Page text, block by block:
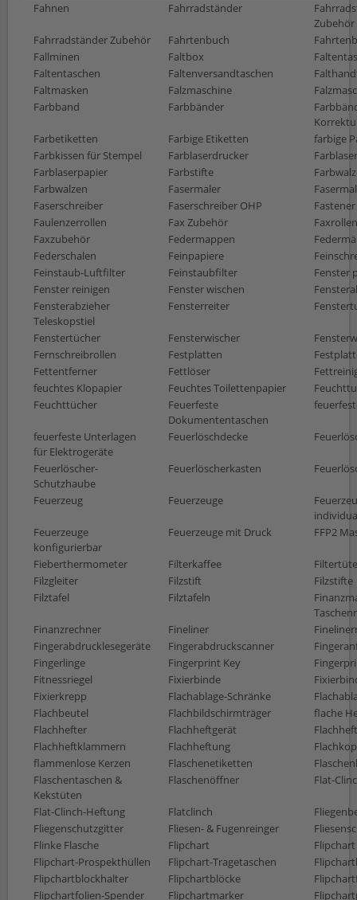
Fahnen Fahrradständer
Zubehör
Fahrradständer Zubehör
Fahrtenbuch
Fallminen
Faltbox
Faltentaschen
Faltenversandtaschen
Faltmasken
Falzmaschine
Farbband
Farbbänder
Farbetiketten
Farbige Etiketten
farbige
Farbkissen für Stempel
Farblaserdrucker
Farblaserpapier
Farbstifte
Farbwalzen
Fasermaler
Faserschreiber
Faserschreiber OHP
Fastener
Faulenzerrollen
Fax Zubehör
Faxrollen
Faxzubehör
Federmappen
Federschalen
Feinpapiere
Feinstaub-Luftfilter
Feinstaubfilter
Fenster
Fenster reinigen
Fenster wischen
Fensterabzieher
Teleskopstiel
Fensterreiter
Fenstertücher Fensterwischer
Fernschreibrollen
Festplatten
Fettentferner
Fettlöser
feuchtes Klopapier
Feuchtes Toilettenpapier
Feuchttücher
Feuerfeste
Dokumententaschen
feuerfeste Unterlagen
für Elektrogeräte
Feuerlöschdecke
Feuerlöscher-
Schutzhaube
Feuerlöscherkasten
Feuerzeug Feuerzeuge
Feuerzeuge
konfigurierbar
Feuerzeuge mit Druck FFP2
Fieberthermometer Filterkaffee
Filzgleiter
Filzstift
Filzstifte
Filztafel
Filztafeln
Finanzrechner
Fineliner
Fingerabdrucklesegeräte
Fingerabdruckscanner
Fingerlinge
Fingerprint Key
Fitnessriegel
Fixierbinde
Fixierkrepp
Flachablage-Schränke
Flachbeutel
Flachbildschirmträger
flache
Flachhefter
Flachheftgerät
Flachheftklammern
Flachheftung
flammenlose Kerzen
Flaschenetiketten
Flaschentaschen &
Kekstüten
Flaschenöffner Flat-
Flat-Clinch-Heftung Flatclinch
Fliegenschutzgitter
Fliesen- & Fugenreinger
Flinke Flasche
Flipchart
Flipchart-Prospekthüllen
Flipchart-Tragetaschen
Flipchartblockhalter
Flipchartblöcke
Flipchartfolien-Spender
Flipchartmarker